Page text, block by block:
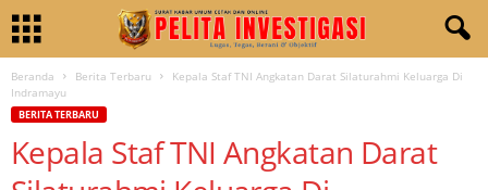
Beranda Berita Terbaru
Kepala Staf TNI Angkatan Darat Silaturahmi Keluarga Di
Indramayu
BERITA TERBARU
Kepala Staf TNI Angkatan Darat